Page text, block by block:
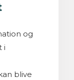
og
i
blive